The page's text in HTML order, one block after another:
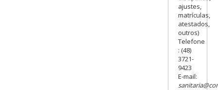
ajustes,
matrículas,
atestados,
outros)
Telefone
: (48)
3721-
9423
E-mail: